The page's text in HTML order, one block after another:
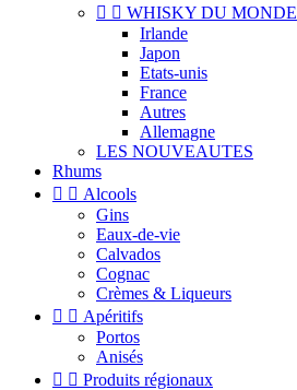
  WHISKY DU MONDE
Irlande
Japon
Etats-unis
France
Autres
Allemagne
LES NOUVEAUTES
Rhums
  Alcools
Gins
Eaux-de-vie
Calvados
Cognac
Crèmes & Liqueurs
  Apéritifs
Portos
Anisés
  Produits régionaux